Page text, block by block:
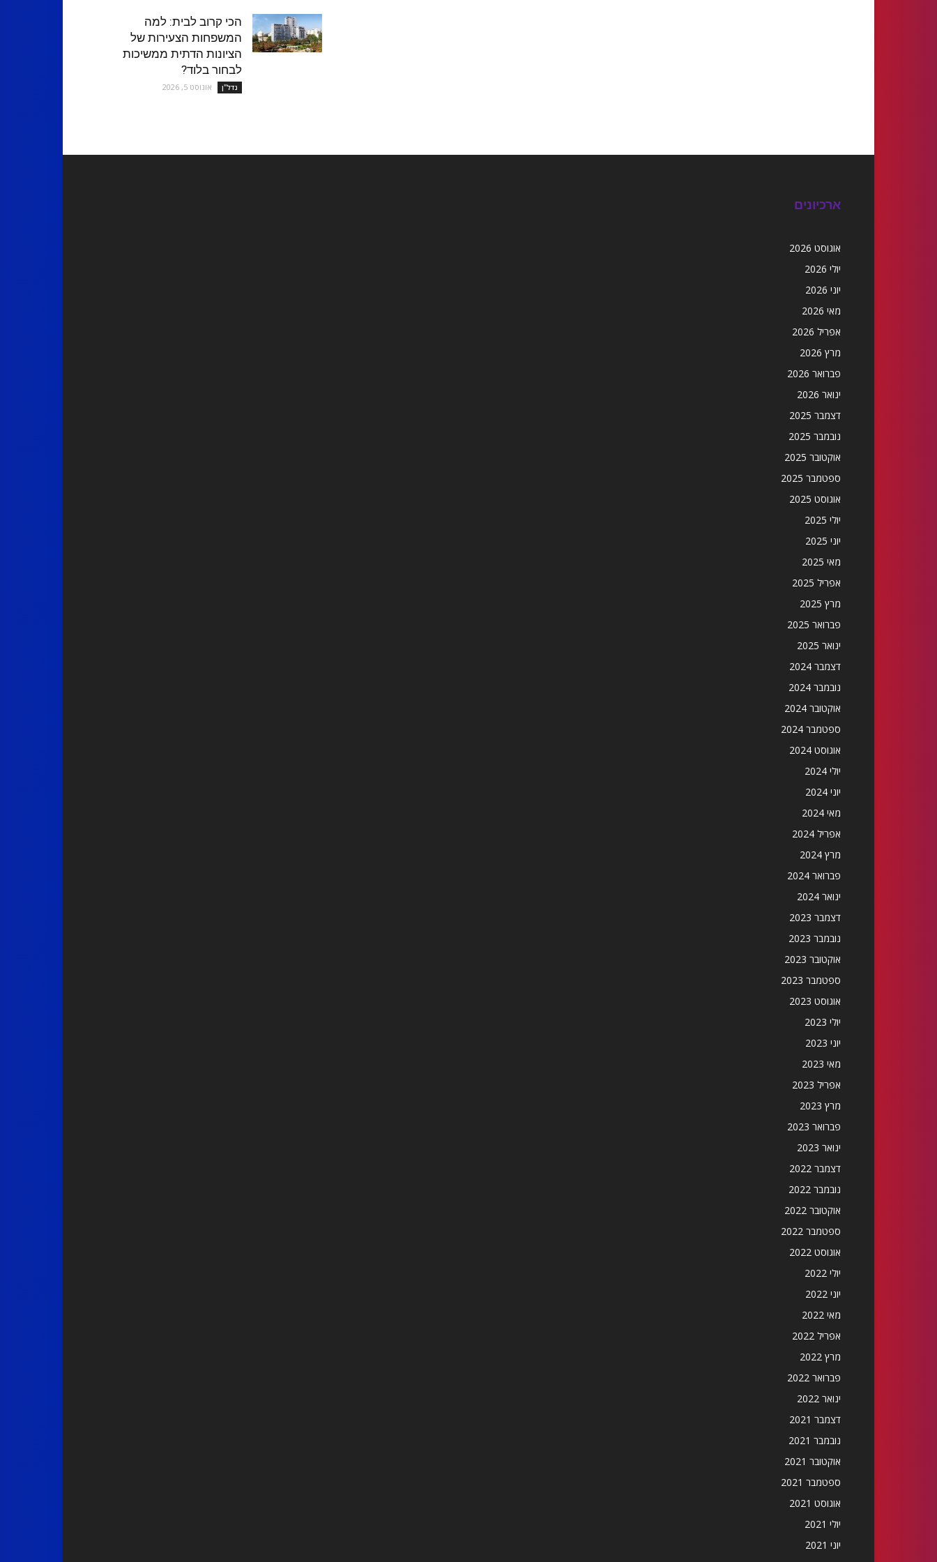
הכי קרוב לבית: למה
המשפחות הצעירות של
הציונות הדתית ממשיכות
לבחור בלוד?
נדל''ן אוגוסט 5, 2026
ארכיונים
אוגוסט 2026
יולי 2026
יוני 2026
מאי 2026
אפריל 2026
מרץ 2026
פברואר 2026
ינואר 2026
דצמבר 2025
נובמבר 2025
אוקטובר 2025
ספטמבר 2025
אוגוסט 2025
יולי 2025
יוני 2025
מאי 2025
אפריל 2025
מרץ 2025
פברואר 2025
ינואר 2025
דצמבר 2024
נובמבר 2024
אוקטובר 2024
ספטמבר 2024
אוגוסט 2024
יולי 2024
יוני 2024
מאי 2024
אפריל 2024
מרץ 2024
פברואר 2024
ינואר 2024
דצמבר 2023
נובמבר 2023
אוקטובר 2023
ספטמבר 2023
אוגוסט 2023
יולי 2023
יוני 2023
מאי 2023
אפריל 2023
מרץ 2023
פברואר 2023
ינואר 2023
דצמבר 2022
נובמבר 2022
אוקטובר 2022
ספטמבר 2022
אוגוסט 2022
יולי 2022
יוני 2022
מאי 2022
אפריל 2022
מרץ 2022
פברואר 2022
ינואר 2022
דצמבר 2021
נובמבר 2021
אוקטובר 2021
ספטמבר 2021
אוגוסט 2021
יולי 2021
יוני 2021